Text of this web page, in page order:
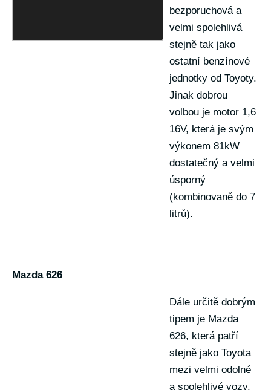
bezporuchová a
velmi spolehlivá
stejně tak jako
ostatní benzínové
jednotky od Toyoty.
Jinak dobrou
volbou je motor 1,6
16V, která je svým
výkonem 81kW
dostatečný a velmi
úsporný
(kombinovaně do 7
litrů).
Mazda 626
Dále určitě dobrým
tipem je Mazda
626, která patří
stejně jako Toyota
mezi velmi odolné
a spolehlivé vozy,